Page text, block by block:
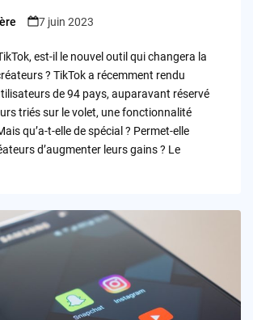
7 juin 2023
est-il le nouvel outil qui changera la
? TikTok a récemment rendu
de 94 pays, auparavant réservé
triés sur le volet, une fonctionnalité
qu’a-t-elle de spécial ? Permet-elle
d’augmenter leurs gains ? Le